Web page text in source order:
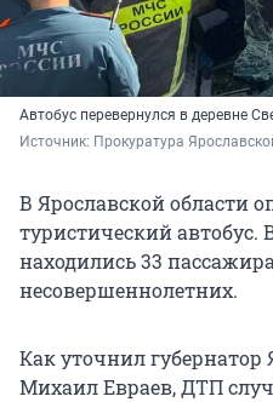
Автобус перевернулся в деревне
Источник: Прокуратура
В Ярославской области
туристический
находились 33
несовершеннолетних.
Как уточнил губернатор
Михаил Евраев, ДТП